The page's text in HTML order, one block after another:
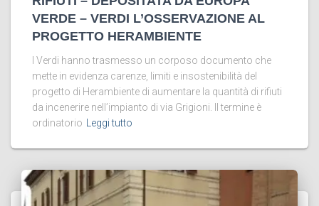
VERDE – VERDI L’OSSERVAZIONE AL
PROGETTO HERAMBIENTE
I Verdi hanno trasmesso un corposo documento che
mette in evidenza carenze, limiti e insostenibilità del
progetto di Herambiente di aumentare la quantità di rifiuti
da incenerire nell’impianto di via Grigioni. Il termine è
ordinatorio
Leggi tutto